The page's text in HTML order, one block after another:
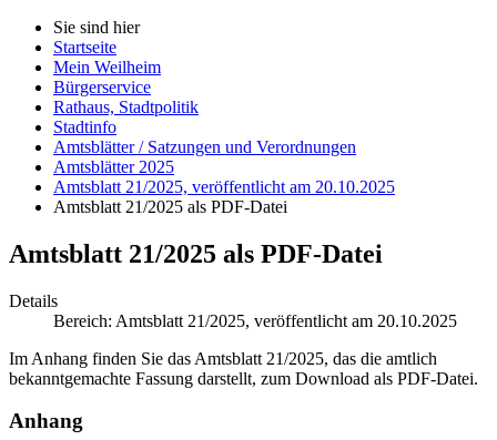
Sie sind hier
Startseite
Mein Weilheim
Bürgerservice
Rathaus, Stadtpolitik
Stadtinfo
Amtsblätter / Satzungen und Verordnungen
Amtsblätter 2025
Amtsblatt 21/2025, veröffentlicht am 20.10.2025
Amtsblatt 21/2025 als PDF-Datei
Amtsblatt 21/2025 als PDF-Datei
Details
Bereich: Amtsblatt 21/2025, veröffentlicht am 20.10.2025
Im Anhang finden Sie das Amtsblatt 21/2025, das die amtlich
bekanntgemachte Fassung darstellt, zum Download als PDF-Datei.
Anhang